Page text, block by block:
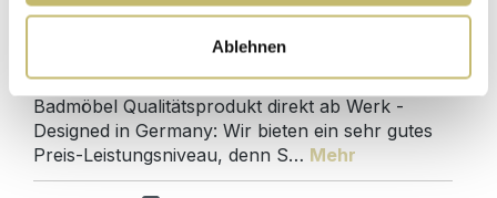
Ablehnen
Produktdetails
Badmöbel Qualitätsprodukt direkt ab Werk -
Designed in Germany: Wir bieten ein sehr gutes
Preis-Leistungsniveau, denn S… Mehr